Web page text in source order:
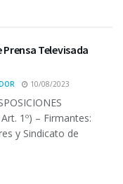
Prensa Televisada
10/08/2023
Art. 1º) – Firmantes:
y Sindicato de